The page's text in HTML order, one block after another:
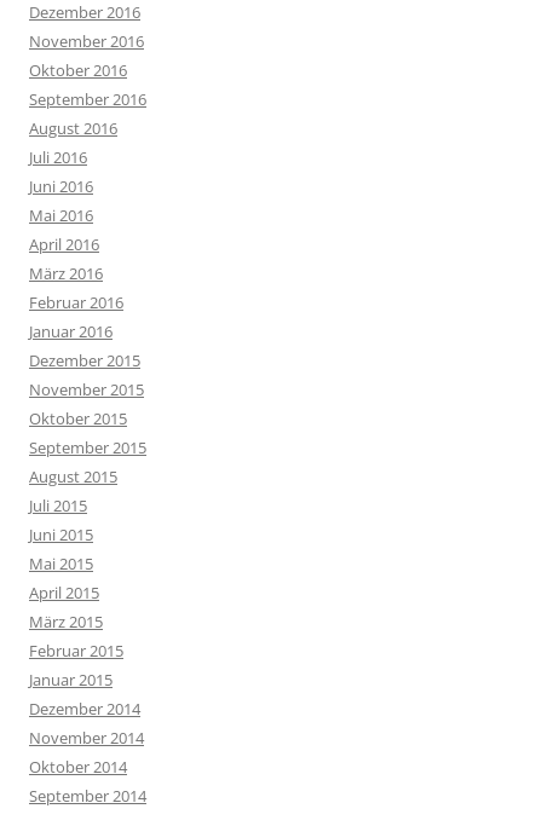
Dezember 2016
November 2016
Oktober 2016
September 2016
August 2016
Juli 2016
Juni 2016
Mai 2016
April 2016
März 2016
Februar 2016
Januar 2016
Dezember 2015
November 2015
Oktober 2015
September 2015
August 2015
Juli 2015
Juni 2015
Mai 2015
April 2015
März 2015
Februar 2015
Januar 2015
Dezember 2014
November 2014
Oktober 2014
September 2014